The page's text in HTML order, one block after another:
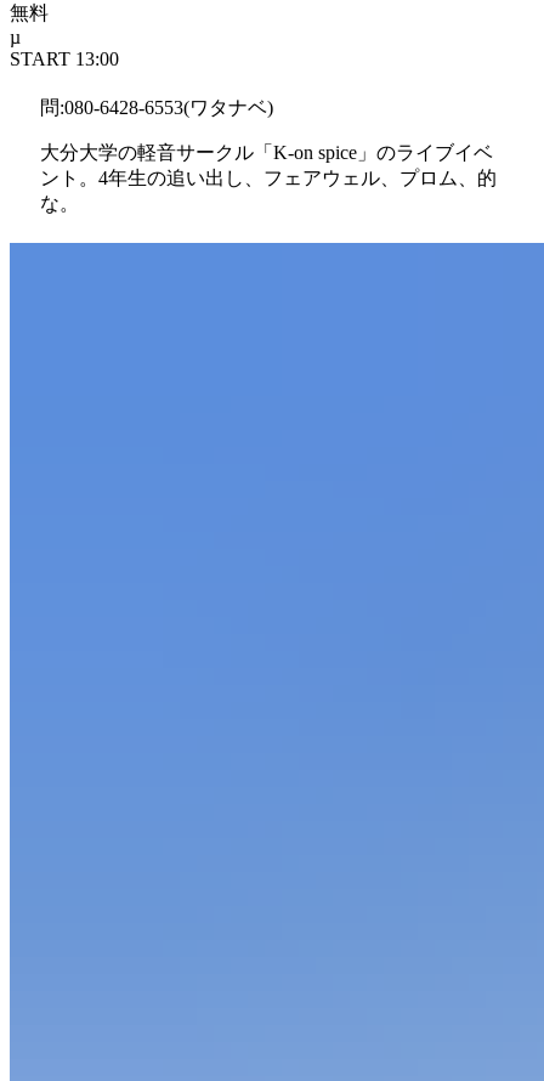
っていた「BULLNITE」が前身イベント。
1999年に今のイベント名「mintdragon」に改名する。
落ちそうで落ちないでも尻が軽い女。東京の
LONDON NITEに憧れて、大分に招いて開催する断
言しイベントを続ける。
2004年に念願のLONDON NITE in Oitaを主催。
無料
START 13:00
問:080-6428-6553(ワタナベ)
大分大学の軽音サークル「K-on spice」のライブイベ
ント。4年生の追い出し、フェアウェル、プロム、的
な。